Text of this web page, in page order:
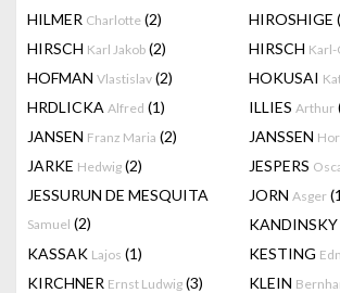
HILMER Charlotte (2) HIROSHIGE
HIRSCH Karl Jakob (2) HIRSCH
HOFMAN Vlastislav (2) HOKUSAI
HRDLICKA Alfred (1) ILLIES Arthur
JANSEN Franz Maria (2) JANSSEN
JARKE Hedwig (2) JESPERS
JESSURUN DE MESQUITA
Samuel (2)
JORN Asger
KANDINSKY
KASSAK Lajos (1) KESTING
KIRCHNER Ernst Ludwig (3) KLEIN